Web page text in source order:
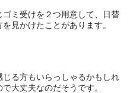
ミ受けを２つ用意して、日替
見かけたことがあります。
る方もいらっしゃるかもしれ
大丈夫なのだそうです。